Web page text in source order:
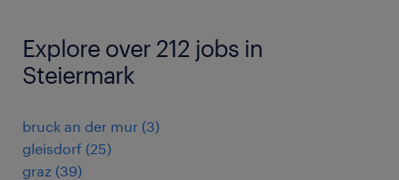
Explore over 212 jobs in
Steiermark
bruck an der mur (3)
gleisdorf (25)
graz (39)